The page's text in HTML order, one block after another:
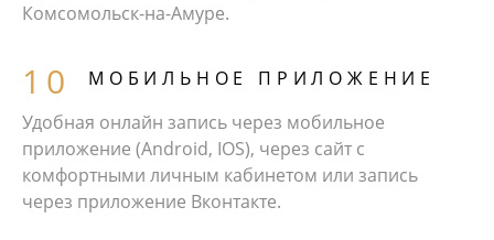
Комсомольск-на-Амуре.
МОБИЛЬНОЕ ПРИЛОЖЕНИЕ
Удобная онлайн запись через мобильное
приложение (Android, IOS), через сайт с
комфортными личным кабинетом или запись
через приложение Вконтакте.